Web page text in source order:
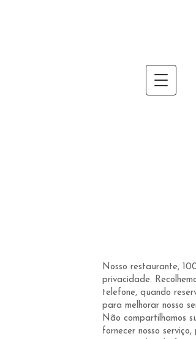
Nosso restaurante,
privacidade.
telefone, quando
para melhorar nosso
Não compartilhamos
fornecer nosso